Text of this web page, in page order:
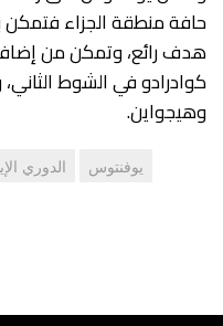
حافة منطقة الجزاء فتمكن
هدف رائع، وتمكن من
كوادرادو في الشوط
وهيجواين.
يوفنتوس الدوري